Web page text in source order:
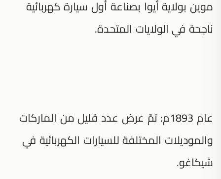
موين بولاية أيوا بصناعة أول سيارة كهربائية
ناجحة في الولايات المتحدة.
عام 1893م: تمّ عرض عدد قليل من الماركات
والموديلات المختلفة للسيارات الكهربائية في
شيكاغو.